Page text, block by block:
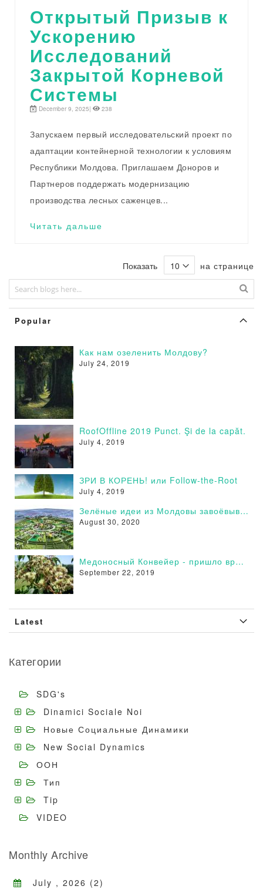
Открытый Призыв к
Ускорению
Исследований
Закрытой Корневой
Системы
December 9, 2025| 238
Запускаем первый исследовательский проект по
адаптации контейнерной технологии к условиям
Республики Молдова. Приглашаем Доноров и
Партнеров поддержать модернизацию
производства лесных саженцев...
Читать дальше
Показать на странице
Popular
Как нам озеленить Молдову?
July 24, 2019
RoofOffline 2019 Punct. Şi de la capăt.
July 4, 2019
ЗРИ В КОРЕНЬ! или Follow-the-Root
July 4, 2019
Зелёные идеи из Молдовы завоёвывают сторонников в России - Поддержи и Ты!
August 30, 2020
Медоносный Конвейер - пришло время действовать
September 22, 2019
Latest
Категории
SDG's
Dinamici Sociale Noi
Новые Социальные Динамики
New Social Dynamics
ООН
Тип
Tip
VIDEO
Monthly Archive
July , 2026 (2)